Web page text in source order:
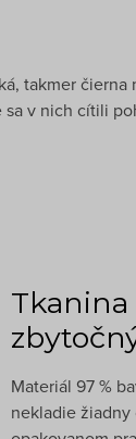
takmer
v nich cítili
Tkanina
Materiál 97 %
nekladie